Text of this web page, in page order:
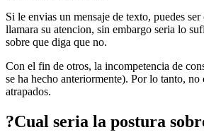
Si le envias un mensaje de texto, puedes
llamara su atencion, sin embargo seri­a lo
sobre que diga que no.
Con el fin de otros, la incompetencia de
se ha hecho anteriormente). Por lo tanto,
atrapados.
?Cual seri­a la postura